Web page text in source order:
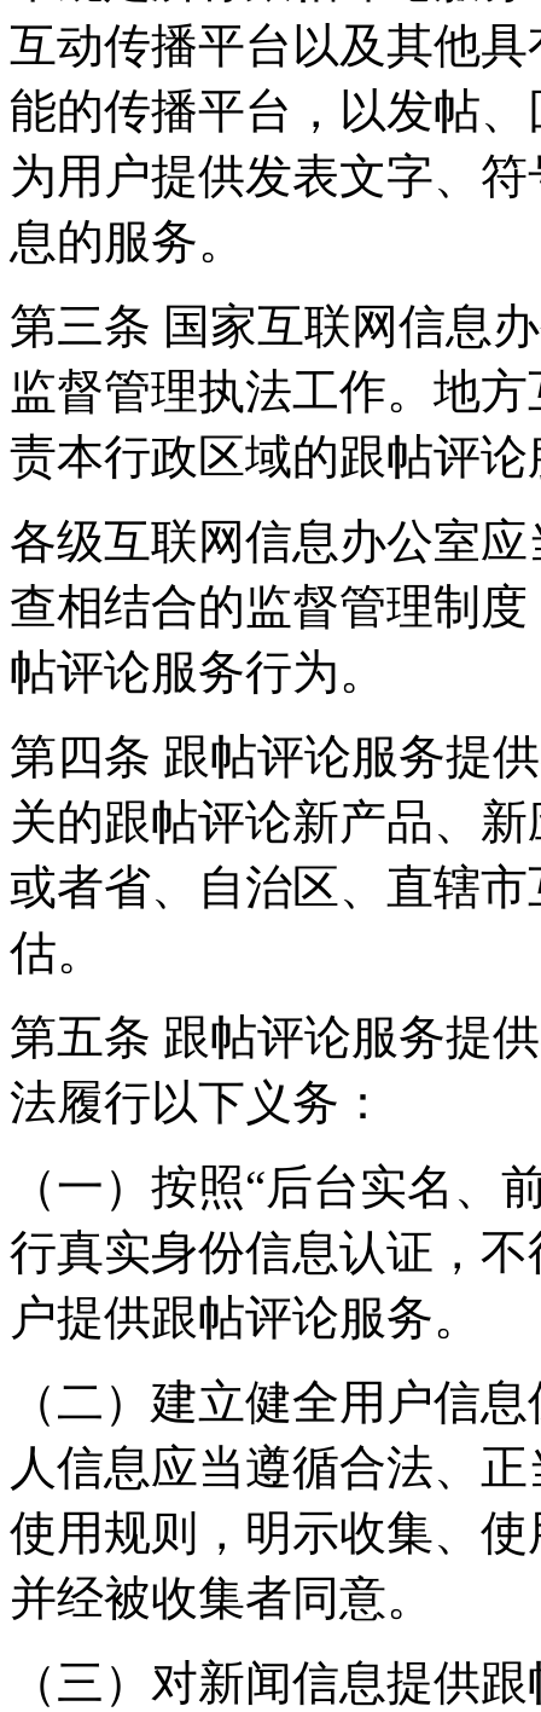
互动传播平台以及其他
能的传播平台，以发帖
为用户提供发表文字、
息的服务。
第三条 国家互联网信息
监督管理执法工作。地
责本行政区域的跟帖评
各级互联网信息办公室
查相结合的监督管理制
帖评论服务行为。
第四条 跟帖评论服务提
关的跟帖评论新产品、
或者省、自治区、直辖
估。
第五条 跟帖评论服务提
法履行以下义务：
（一）按照“后台实名、
行真实身份信息认证，
户提供跟帖评论服务。
（二）建立健全用户信
人信息应当遵循合法、
使用规则，明示收集、
并经被收集者同意。
（三）对新闻信息提供